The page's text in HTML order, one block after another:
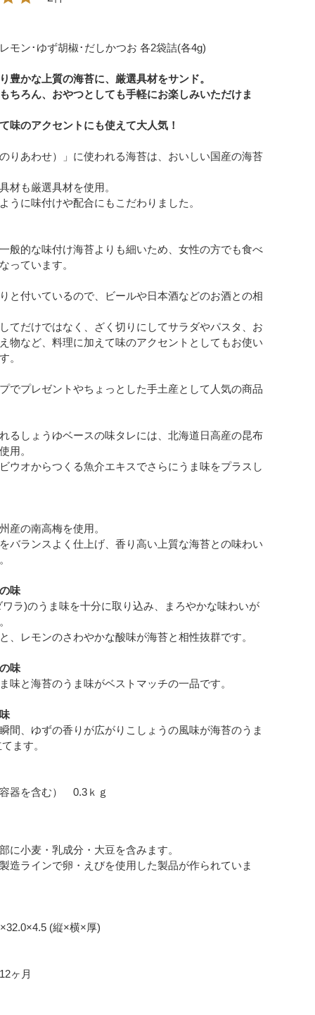
モン･ゆず胡椒･だしかつお 各2袋詰(各4g)
豊かな上質の海苔に、厳選具材をサンド。
ちろん、おやつとしても手軽にお楽しみいただけま
味のアクセントにも使えて大人気！
のりあわせ）」に使われる海苔は、おいしい国産の海苔
材も厳選具材を使用。
うに味付けや配合にもこだわりました。
般的な味付け海苔よりも細いため、女性の方でも食べ
っています。
と付いているので、ビールや日本酒などのお酒との相
てだけではなく、ざく切りにしてサラダやパスタ、お
物など、料理に加えて味のアクセントとしてもお使い
。
でプレゼントやちょっとした手土産として人気の商品
るしょうゆベースの味タレには、北海道日高産の昆布
用。
ウオからつくる魚介エキスでさらにうま味をプラスし
産の南高梅を使用。
バランスよく仕上げ、香り高い上質な海苔との味わい
味
ラ)のうま味を十分に取り込み、まろやかな味わいが
、レモンのさわやかな酸味が海苔と相性抜群です。
味
味と海苔のうま味がベストマッチの一品です。
間、ゆずの香りが広がりこしょうの風味が海苔のうま
ます。
器を含む） 0.3ｋｇ
に小麦・乳成分・大豆を含みます。
造ラインで卵・えびを使用した製品が作られていま
(縦×横×厚)
ヶ月